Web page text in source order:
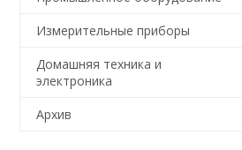
Измерительные приборы
Домашняя техника и
электроника
Архив